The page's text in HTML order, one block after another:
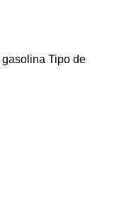
gasolina Tipo de